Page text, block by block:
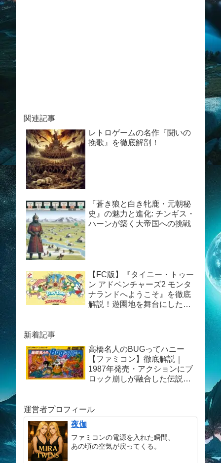
関連記事
レトロゲームの名作『闘いの
挽歌』を徹底解剖！
『蒼き狼と白き牝鹿・元朝秘
史』の魅力と進化: チンギス・
ハーンが築く大帝国への挑戦
【FC版】『タイニー・トゥー
ン アドベンチャーズ2 モンタ
ナランドへようこそ』を徹底
解説！遊園地を舞台にしたバ
新着記事
高橋名人のBUGってハニー
【ファミコン】徹底解説｜
1987年発売・アクションにブ
ロック崩しが融合した伝説の
運営者プロフィール
夜伽
ファミコンの電源を入れた瞬間、
あの頃の空気が戻ってくる。